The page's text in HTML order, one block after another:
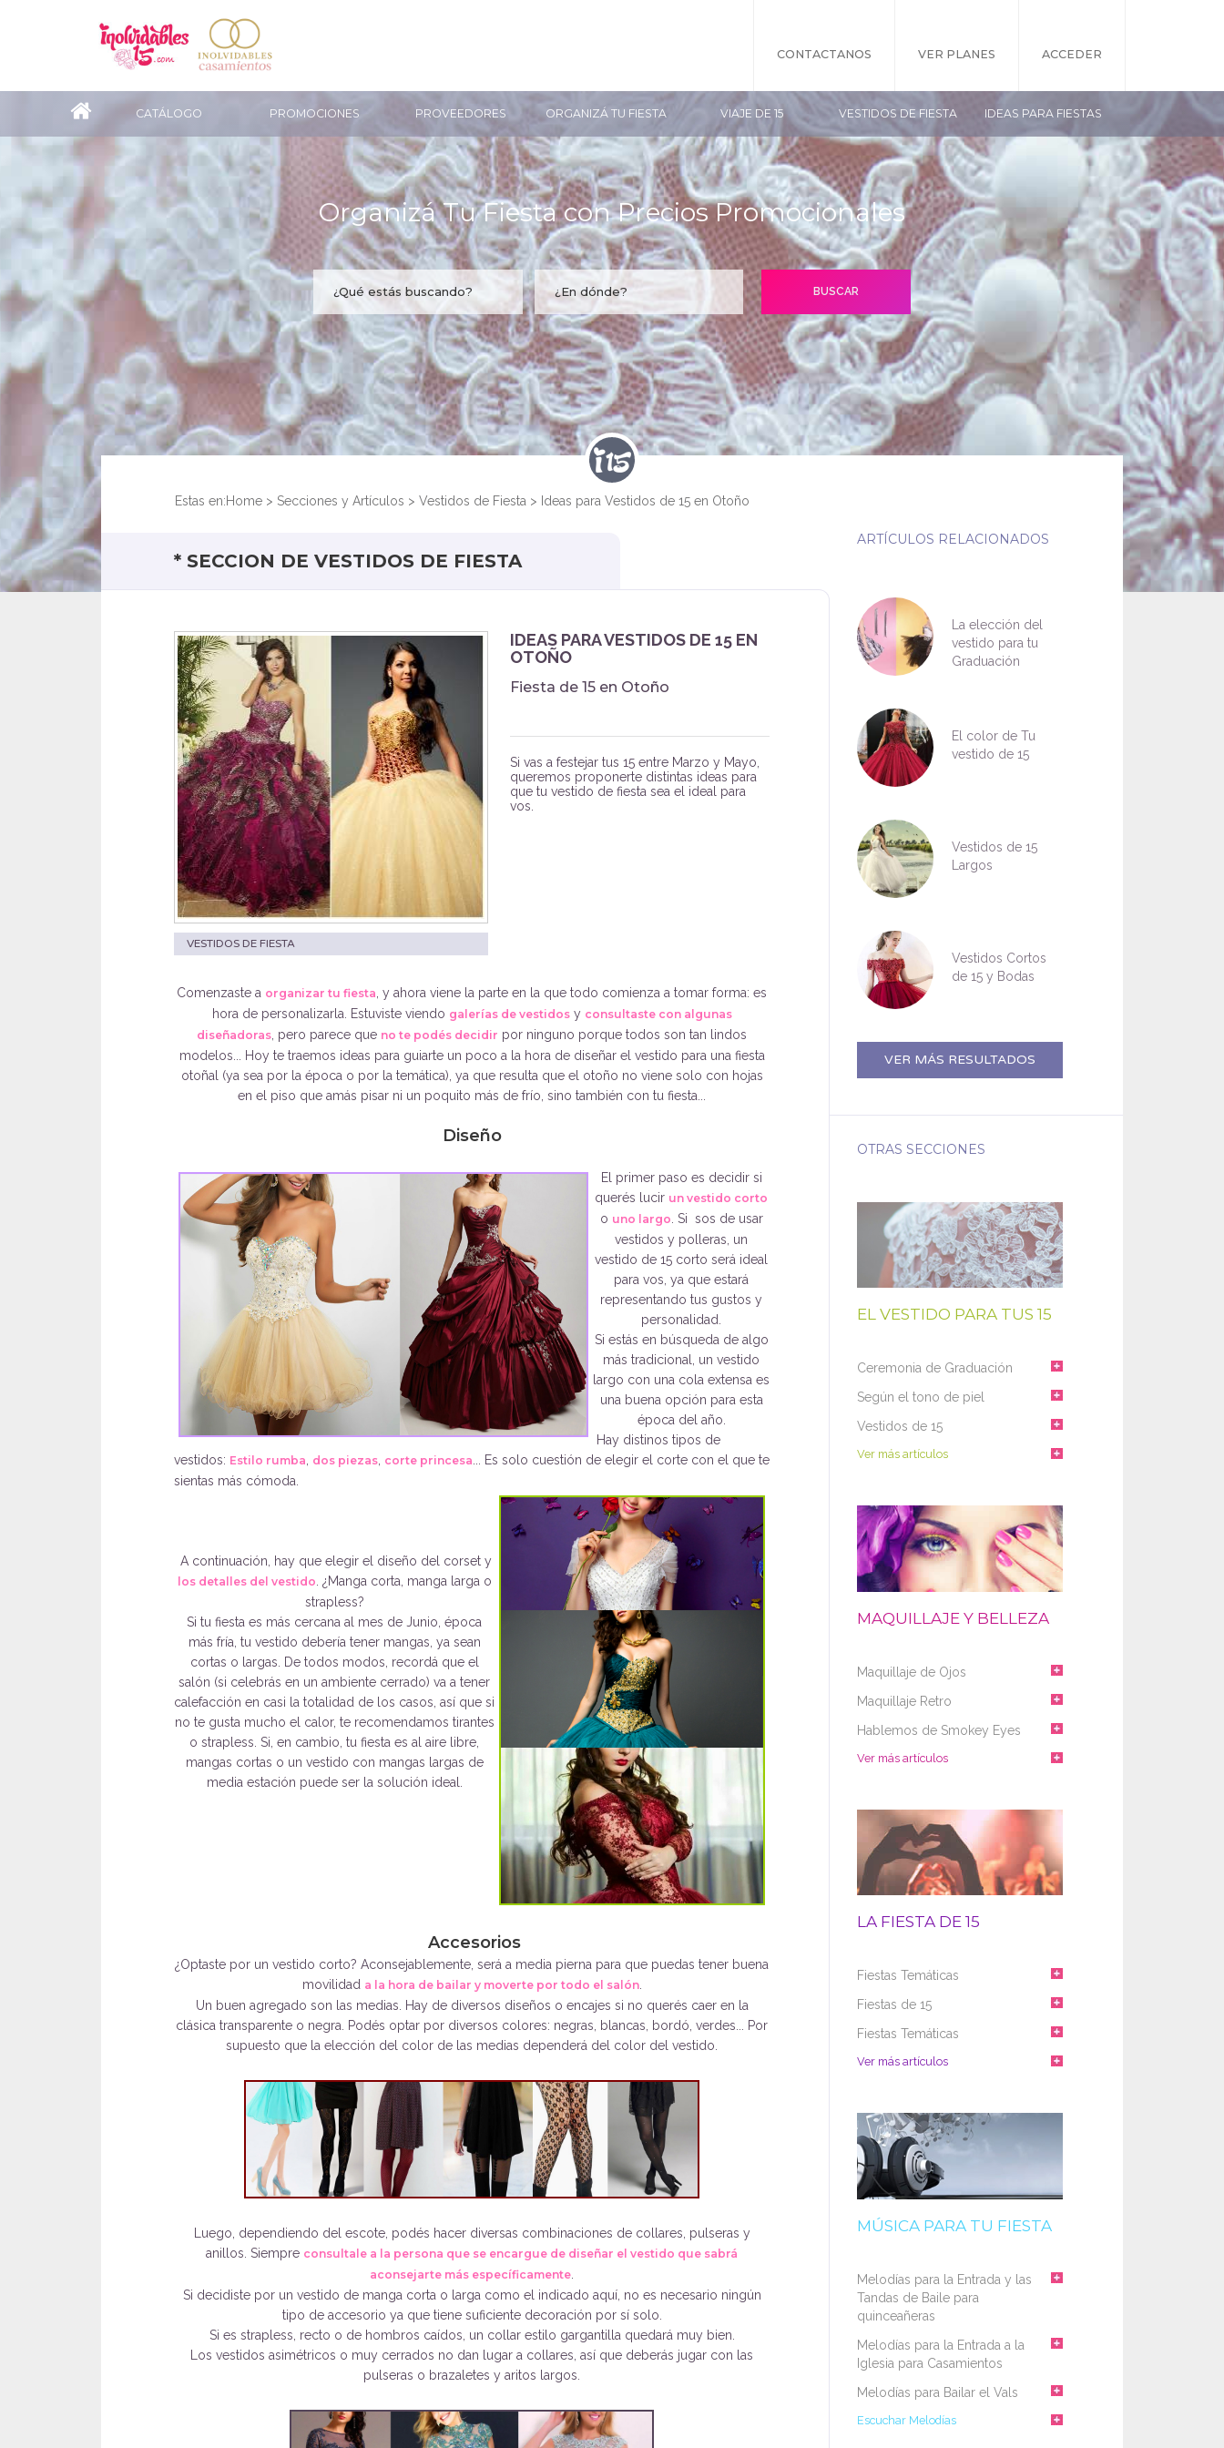
CONTACTANOS VER PLANES ACCEDER
CATÁLOGO PROMOCIONES PROVEEDORES ORGANIZÁ TU FIESTA VIAJE DE 15 VESTIDOS DE FIESTA IDEAS PARA FIESTAS
Organizá Tu Fiesta con Precios Promocionales
Estas en:Home > Secciones y Artículos > Vestidos de Fiesta > Ideas para Vestidos de 15 en Otoño
* SECCION DE VESTIDOS DE FIESTA
IDEAS PARA VESTIDOS DE 15 EN
OTOÑO
Fiesta de 15 en Otoño
Si vas a festejar tus 15 entre Marzo y Mayo,
queremos proponerte distintas ideas para
que tu vestido de fiesta sea el ideal para
vos.
VESTIDOS DE FIESTA
Comenzaste a organizar tu fiesta , y ahora viene la parte en la que todo comienza a tomar forma: es
hora de personalizarla. Estuviste viendo galerías de vestidosy consultaste con algunas
diseñadoras , pero parece que no te podés decidir por ninguno porque todos son tan lindos
modelos... Hoy te traemos ideas para guiarte un poco a la hora de diseñar el vestido para una fiesta
otoñal (ya sea por la época o por la temática), ya que resulta que el otoño no viene solo con hojas
en el piso que amás pisar ni un poquito más de frío, sino también con tu fiesta...
Diseño
El primer paso es decidir si
querés lucir un vestido corto
o uno largo . Si sos de usar
vestidos y polleras, un
vestido de 15 corto será ideal
para vos, ya que estará
representando tus gustos y
personalidad.
Si estás en búsqueda de algo
más tradicional, un vestido
largo con una cola extensa es
una buena opción para esta
época del año.
Hay distinos tipos de
vestidos: Estilo rumba dos piezas corte princesa ... Es solo cuestión de elegir el corte con el que te
sientas más cómoda.
A continuación, hay que elegir el diseño del corset y
los detalles del vestido . ¿Manga corta, manga larga o
strapless?
Si tu fiesta es más cercana al mes de Junio, época
más fría, tu vestido debería tener mangas, ya sean
cortas o largas. De todos modos, recordá que el
salón (si celebrás en un ambiente cerrado) va a tener
calefacción en casi la totalidad de los casos, así que si
no te gusta mucho el calor, te recomendamos tirantes
o strapless. Si, en cambio, tu fiesta es al aire libre,
mangas cortas o un vestido con mangas largas de
media estación puede ser la solución ideal.
Accesorios
¿Optaste por un vestido corto? Aconsejablemente, será a media pierna para que puedas tener buena
movilidad a la hora de bailar y moverte por todo el salón.
Un buen agregado son las medias. Hay de diversos diseños o encajes si no querés caer en la
clásica transparente o negra. Podés optar por diversos colores: negras, blancas, bordó, verdes... Por
supuesto que la elección del color de las medias dependerá del color del vestido.
Luego, dependiendo del escote, podés hacer diversas combinaciones de collares, pulseras y
anillos. Siempre consultale a la persona que se encargue de diseñar el vestido que sabrá
aconsejarte más específicamente
Si decidiste por un vestido de manga corta o larga como el indicado aquí, no es necesario ningún
tipo de accesorio ya que tiene suficiente decoración por sí solo.
Si es strapless, recto o de hombros caídos, un collar estilo gargantilla quedará muy bien.
Los vestidos asimétricos o muy cerrados no dan lugar a collares, así que deberás jugar con las
pulseras o brazaletes y aritos largos.
ARTÍCULOS RELACIONADOS
La elección del
vestido para tu
Graduación
El color de Tu
vestido de 15
Vestidos de 15
Largos
Vestidos Cortos
de 15 y Bodas
VER MÁS RESULTADOS
OTRAS SECCIONES
EL VESTIDO PARA TUS 15
Ceremonia de Graduación
Según el tono de piel
Vestidos de 15
Ver más artículos
MAQUILLAJE Y BELLEZA
Maquillaje de Ojos
Maquillaje Retro
Hablemos de Smokey Eyes
Ver más artículos
LA FIESTA DE 15
Fiestas Temáticas
Fiestas de 15
Fiestas Temáticas
Ver más artículos
MÚSICA PARA TU FIESTA
Melodías para la Entrada y las
Tandas de Baile para
quinceañeras
Melodías para la Entrada a la
Iglesia para Casamientos
Melodías para Bailar el Vals
Escuchar Melodías